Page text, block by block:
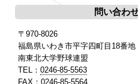
問い合わ
〒970-8026
福島県いわき市平字四町目18番
南東北大学野球連盟
TEL： 0246-85-5563
FAX：0246-85-5564